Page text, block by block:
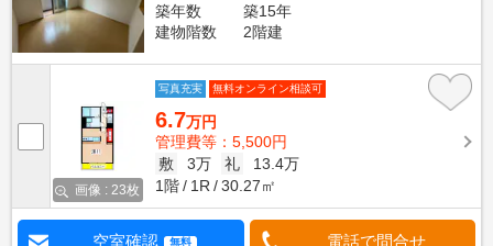
築年数
築15年
建物階数
2階建
画像 : 23枚
写真充実 無料オンライン相談可
6.7万円
管理費等：5,500円
敷
3万 礼
13.4万
1階
1R 30.27㎡
空室確認 無料 電話で問合せ